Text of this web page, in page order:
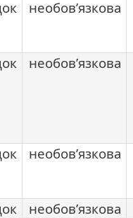
необов’язкова
необов’язкова
необов’язкова
необов’язкова